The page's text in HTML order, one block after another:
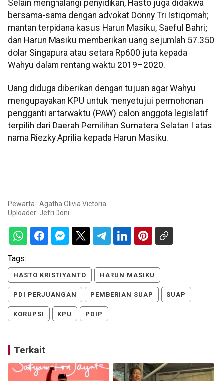
Selain menghalangi penyidikan, Hasto juga didakwa
bersama-sama dengan advokat Donny Tri Istiqomah;
mantan terpidana kasus Harun Masiku, Saeful Bahri;
dan Harun Masiku memberikan uang sejumlah 57.350
dolar Singapura atau setara Rp600 juta kepada
Wahyu dalam rentang waktu 2019–2020.
Uang diduga diberikan dengan tujuan agar Wahyu
mengupayakan KPU untuk menyetujui permohonan
pengganti antarwaktu (PAW) calon anggota legislatif
terpilih dari Daerah Pemilihan Sumatera Selatan I atas
nama Riezky Aprilia kepada Harun Masiku.
Pewarta : Agatha Olivia Victoria
Uploader: Jefri Doni
Tags:
HASTO KRISTIYANTO HARUN MASIKU
PDI PERJUANGAN PEMBERIAN SUAP SUAP
KORUPSI KPU PDIP
Terkait